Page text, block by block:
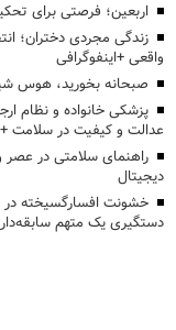
اربعین؛ فرصتی برای
زندگی مجردی دختران؛
واقعی +اینفوگرافی
صبحانه بخورید، هوس
پزشکی خانواده و نظام
عدالت و کیفیت در سلامت
راهنمای سلامتی در
دیجیتال
خشونت افسارگسیخته
دستگیری یک متهم سابقه‌دار